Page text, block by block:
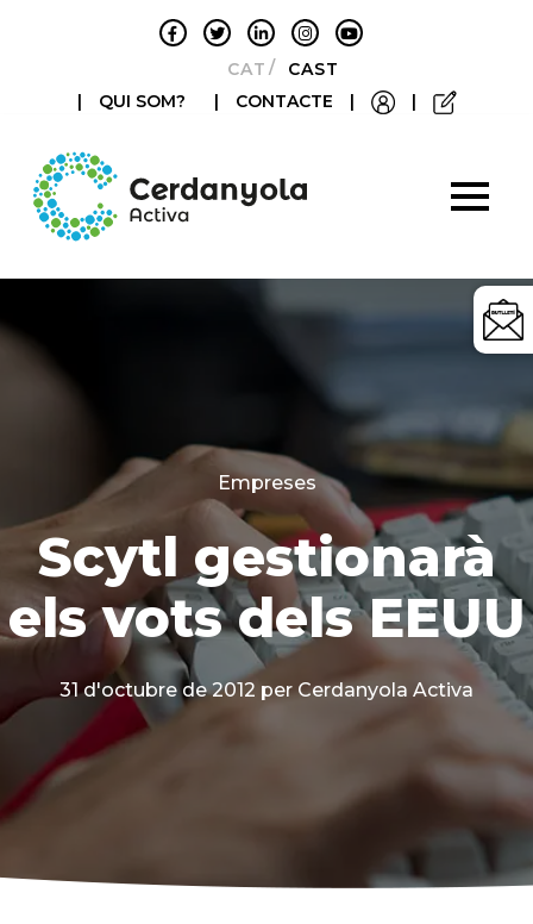
CATALÀCASTELLANO
|
QUI SOM? | CONTACTE | |
Categories
Empreses
Scytl gestionarà
els vots dels EEUU
31 d'octubre de 2012 per Cerdanyola Activa